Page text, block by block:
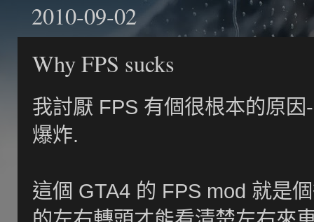
2010-09-02
Why FPS sucks
我討厭 FPS 有個很根本的原
爆炸.
這個 GTA4 的 FPS mod 就是